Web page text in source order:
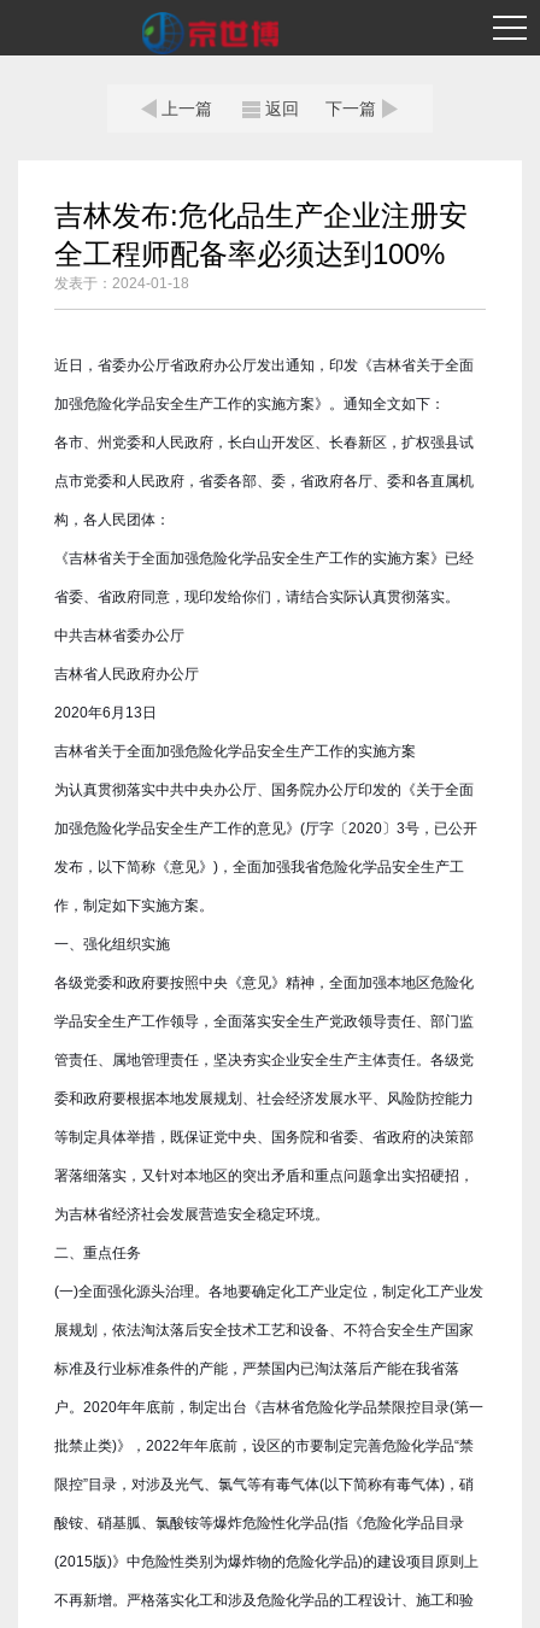
行业资讯
服务单位
联系我们
学习平台
吉林发布:危化品生产企业注册安
全工程师配备率必须达到100%
发表于：2024-01-18
近日，省委办公厅省政府办公厅发出通知，印发《吉林省关于全面
加强危险化学品安全生产工作的实施方案》。通知全文如下：
各市、州党委和人民政府，长白山开发区、长春新区，扩权强县试
点市党委和人民政府，省委各部、委，省政府各厅、委和各直属机
构，各人民团体：
《吉林省关于全面加强危险化学品安全生产工作的实施方案》已经
省委、省政府同意，现印发给你们，请结合实际认真贯彻落实。
中共吉林省委办公厅
吉林省人民政府办公厅
2020年6月13日
吉林省关于全面加强危险化学品安全生产工作的实施方案
为认真贯彻落实中共中央办公厅、国务院办公厅印发的《关于全面
加强危险化学品安全生产工作的意见》(厅字〔2020〕3号，已公开
发布，以下简称《意见》)，全面加强我省危险化学品安全生产工
作，制定如下实施方案。
一、强化组织实施
各级党委和政府要按照中央《意见》精神，全面加强本地区危险化
学品安全生产工作领导，全面落实安全生产党政领导责任、部门监
管责任、属地管理责任，坚决夯实企业安全生产主体责任。各级党
委和政府要根据本地发展规划、社会经济发展水平、风险防控能力
等制定具体举措，既保证党中央、国务院和省委、省政府的决策部
署落细落实，又针对本地区的突出矛盾和重点问题拿出实招硬招，
为吉林省经济社会发展营造安全稳定环境。
二、重点任务
(一)全面强化源头治理。各地要确定化工产业定位，制定化工产业发
展规划，依法淘汰落后安全技术工艺和设备、不符合安全生产国家
标准及行业标准条件的产能，严禁国内已淘汰落后产能在我省落
户。2020年年底前，制定出台《吉林省危险化学品禁限控目录(第一
批禁止类)》，2022年年底前，设区的市要制定完善危险化学品“禁
限控”目录，对涉及光气、氯气等有毒气体(以下简称有毒气体)，硝
酸铵、硝基胍、氯酸铵等爆炸危险性化学品(指《危险化学品目录
(2015版)》中危险性类别为爆炸物的危险化学品)的建设项目原则上
不再新增。严格落实化工和涉及危险化学品的工程设计、施工和验
上一篇 返回 下一篇